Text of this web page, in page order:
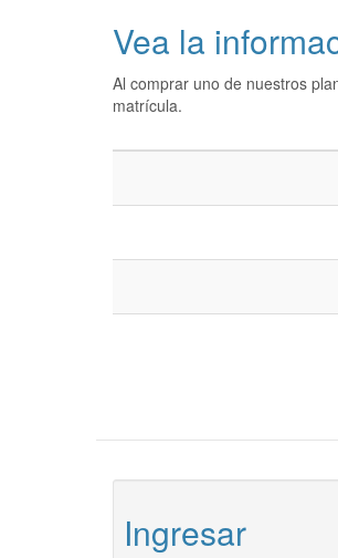
Vea la
Al comprar uno de nuestros
matrícula.
Ingresar